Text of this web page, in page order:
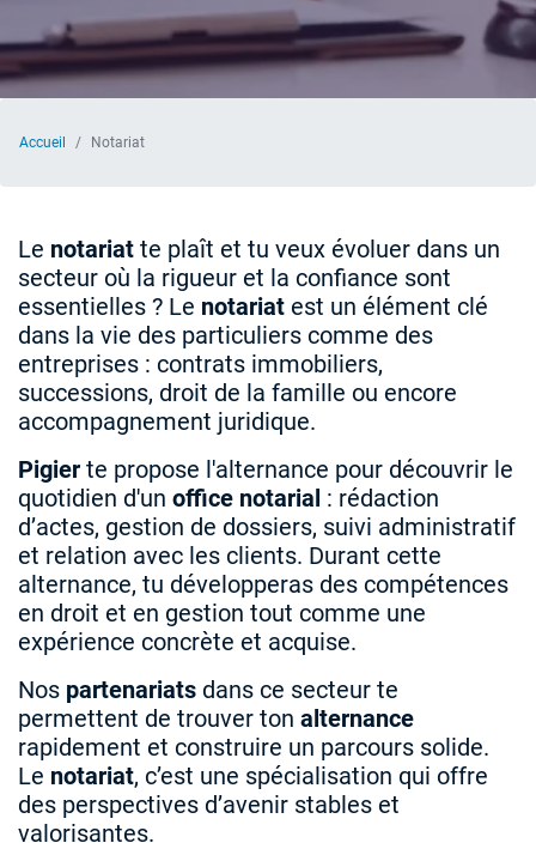
Accueil Notariat
Le notariat te plaît et tu veux évoluer dans un
secteur où la rigueur et la confiance sont
essentielles ? Le notariat est un élément clé
dans la vie des particuliers comme des
entreprises : contrats immobiliers,
successions, droit de la famille ou encore
accompagnement juridique.
Pigier te propose l'alternance pour découvrir le
quotidien d'un office notarial : rédaction
d’actes, gestion de dossiers, suivi administratif
et relation avec les clients. Durant cette
alternance, tu développeras des compétences
en droit et en gestion tout comme une
expérience concrète et acquise.
Nos partenariats dans ce secteur te
permettent de trouver ton alternance
rapidement et construire un parcours solide.
Le notariat, c’est une spécialisation qui offre
des perspectives d’avenir stables et
valorisantes.